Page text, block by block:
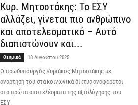
Κυρ. Μητσοτάκης: Το ΕΣΥ
αλλάζει, γίνεται πιο ανθρώπινο
και αποτελεσματικό – Αυτό
διαπιστώνουν και...
Θεσμικά 18 Αυγούστου 2025
Ο πρωθυπουργός Κυριάκος Μητσοτάκης με
ανάρτησή του στα κοινωνικά δίκτυα αναφέρεται
στα πρώτα αποτελέσματα της αξιολόγησης του
ΕΣΥ.